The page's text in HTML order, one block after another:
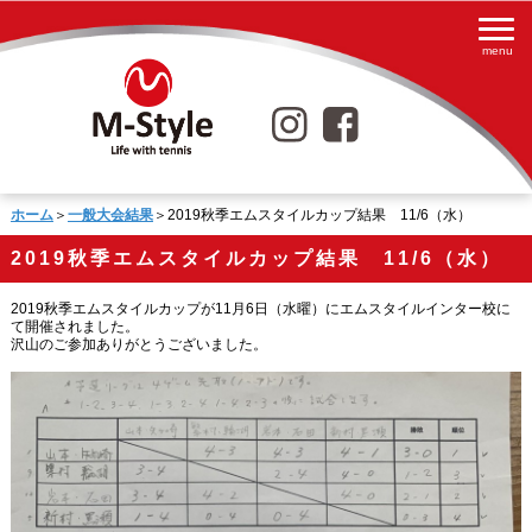
ホーム＞ 一般大会結果＞2019秋季エムスタイルカップ結果 11/6（水）
2019秋季エムスタイルカップ結果 11/6（水）
2019秋季エムスタイルカップが11月6日（水曜）にエムスタイルインター校に
て開催されました。
沢山のご参加ありがとうございました。